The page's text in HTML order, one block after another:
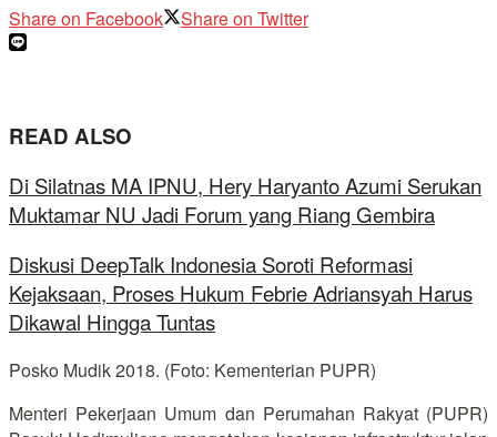
Share on Facebook Share on Twitter
READ ALSO
Di Silatnas MA IPNU, Hery Haryanto Azumi Serukan
Muktamar NU Jadi Forum yang Riang Gembira
Diskusi DeepTalk Indonesia Soroti Reformasi
Kejaksaan, Proses Hukum Febrie Adriansyah Harus
Dikawal Hingga Tuntas
Posko Mudik 2018. (Foto: Kementerian PUPR)
Menteri Pekerjaan Umum dan Perumahan Rakyat (PUPR)